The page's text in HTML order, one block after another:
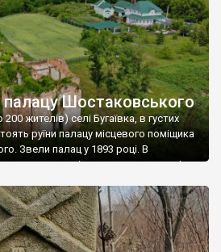
палацу Шостаковського
жителів) селі Бугаївка, в густих
руїни палацу місцевого поміщика
Звели палац у 1893 році. В
спочатку містилася школа, потім
туберкульозну лікарню. Коли із
– ми точно не […]